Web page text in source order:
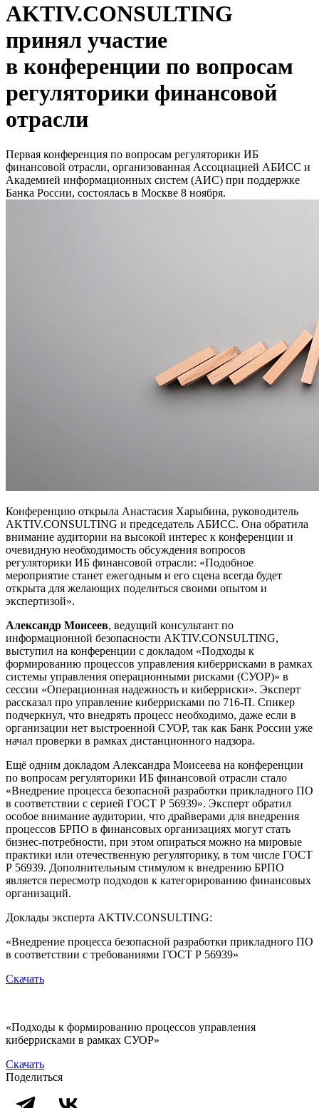
AKTIV.CONSULTING
принял участие
в конференции по вопросам
регуляторики финансовой
отрасли
Первая конференция по вопросам регуляторики ИБ
финансовой отрасли, организованная Ассоциацией АБИСС и
Академией информационных систем (АИС) при поддержке
Банка России, состоялась в Москве 8 ноября.
Конференцию открыла Анастасия Харыбина, руководитель
AKTIV.CONSULTING и председатель АБИСС. Она обратила
внимание аудитории на высокой интерес к конференции и
очевидную необходимость обсуждения вопросов
регуляторики ИБ финансовой отрасли: «Подобное
мероприятие станет ежегодным и его сцена всегда будет
открыта для желающих поделиться своими опытом и
экспертизой».
Александр Моисеев, ведущий консультант по
информационной безопасности AKTIV.CONSULTING,
выступил на конференции с докладом «Подходы к
формированию процессов управления киберрисками в рамках
системы управления операционными рисками (СУОР)» в
сессии «Операционная надежность и киберриски». Эксперт
рассказал про управление киберрисками по 716-П. Спикер
подчеркнул, что внедрять процесс необходимо, даже если в
организации нет выстроенной СУОР, так как Банк России уже
начал проверки в рамках дистанционного надзора.
Ещё одним докладом Александра Моисеева на конференции
по вопросам регуляторики ИБ финансовой отрасли стало
«Внедрение процесса безопасной разработки прикладного ПО
в соответствии с серией ГОСТ Р 56939». Эксперт обратил
особое внимание аудитории, что драйверами для внедрения
процессов БРПО в финансовых организациях могут стать
бизнес-потребности, при этом опираться можно на мировые
практики или отечественную регуляторику, в том числе ГОСТ
Р 56939. Дополнительным стимулом к внедрению БРПО
является пересмотр подходов к категорированию финансовых
организаций.
Доклады эксперта AKTIV.CONSULTING:
«Внедрение процесса безопасной разработки прикладного ПО
в соответствии с требованиями ГОСТ Р 56939»
Скачать
«Подходы к формированию процессов управления
киберрисками в рамках СУОР»
Скачать
Поделиться